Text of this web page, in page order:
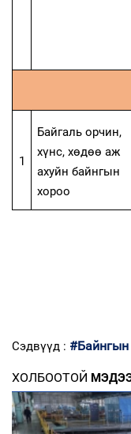
1
Байгаль орчин,
хүнс, хөдөө аж
ахуйн байнгын
хороо
Сэдвүүд : #Байнгын
ХОЛБООТОЙ